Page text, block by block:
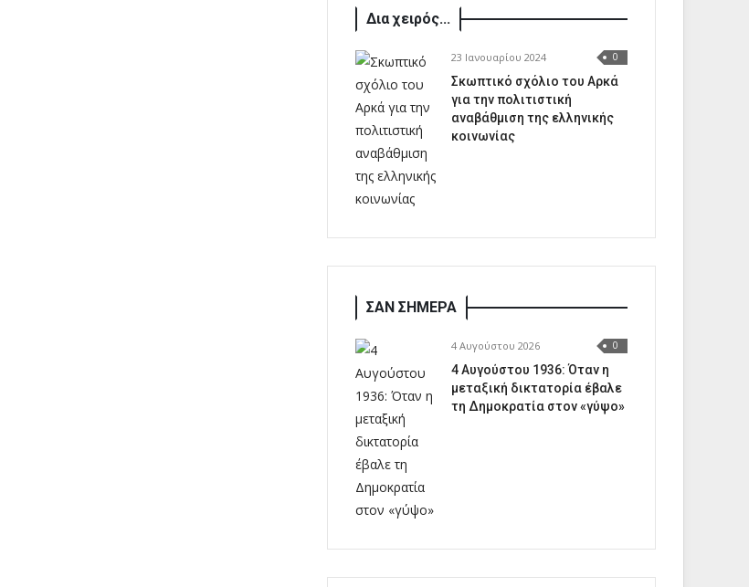
Δια χειρός...
23 Ιανουαρίου 2024 0
Σκωπτικό σχόλιο του Αρκά
για την πολιτιστική
αναβάθμιση της ελληνικής
κοινωνίας
ΣΑΝ ΣΗΜΕΡΑ
4 Αυγούστου 2026 0
4 Αυγούστου 1936: Όταν η
μεταξική δικτατορία έβαλε
τη Δημοκρατία στον «γύψο»